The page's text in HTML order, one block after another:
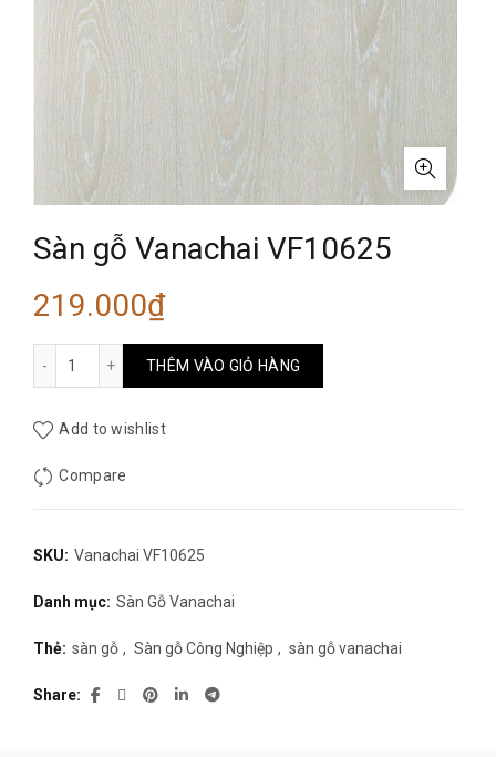
Sàn gỗ Vanachai VF10625
219.000₫
Sàn gỗ Vanachai VF10625 số lượng
THÊM VÀO GIỎ HÀNG
Add to wishlist
Compare
SKU: Vanachai VF10625
Danh mục: Sàn Gỗ Vanachai
Thẻ: sàn gỗ , Sàn gỗ Công Nghiệp , sàn gỗ vanachai
Share